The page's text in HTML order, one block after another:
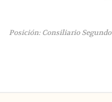
Posición: Consiliario Segundo